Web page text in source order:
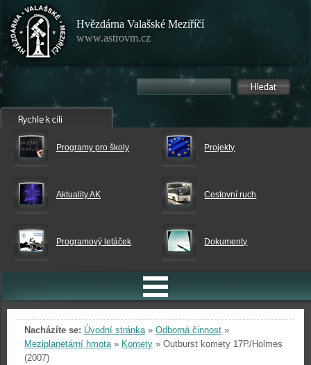
Hvězdárna Valašské Meziříčí
www.astrovm.cz
Programy pro školy Projekty
Aktuality AK Cestovní ruch
Programový letáček Dokumenty
Nacházíte se: Úvodní stránka» Odborná činnost »
Meziplanetární hmota» Komety » Outburst komety 17P/Holmes
(2007)